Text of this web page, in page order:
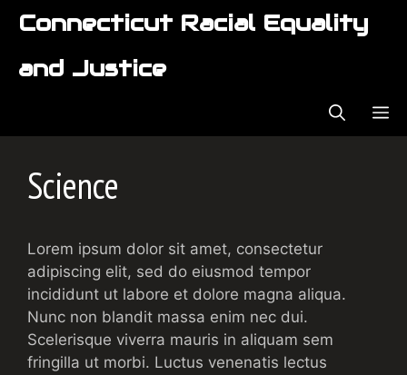
SkipConnecticut Racial Equality
and Justice
Science
Lorem ipsum dolor sit amet, consectetur
adipiscing elit, sed do eiusmod tempor
incididunt ut labore et dolore magna aliqua.
Nunc non blandit massa enim nec dui.
Scelerisque viverra mauris in aliquam sem
fringilla ut morbi. Luctus venenatis lectus